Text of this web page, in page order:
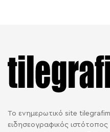
Το ενημερωτικό site
ειδησεογραφικός ιστότοπος